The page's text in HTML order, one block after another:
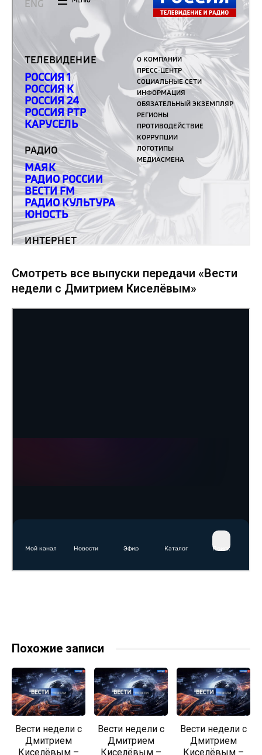
Смотреть все выпуски передачи «Вести
недели с Дмитрием Киселёвым»
Похожие записи
Вести недели с
Дмитрием
Киселёвым –
Вести недели с
Дмитрием
Киселёвым –
Вести недели с
Дмитрием
Киселёвым –